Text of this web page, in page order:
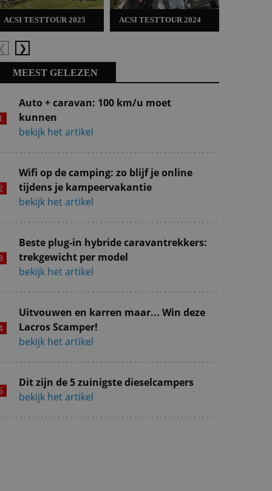
ACSI TESTTOUR 2025 ACSI TESTTOUR 2024
Volgende
MEEST GELEZEN
Auto + caravan: 100 km/u moet
kunnen
bekijk het artikel
Wifi op de camping: zo blijf je online
tijdens je kampeervakantie
bekijk het artikel
Beste plug-in hybride caravantrekkers:
trekgewicht per model
bekijk het artikel
Uitvouwen en karren maar... Win deze
Lacros Scamper!
bekijk het artikel
Dit zijn de 5 zuinigste dieselcampers
bekijk het artikel